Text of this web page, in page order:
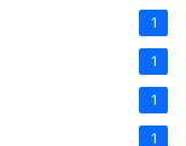
1
1
1
1